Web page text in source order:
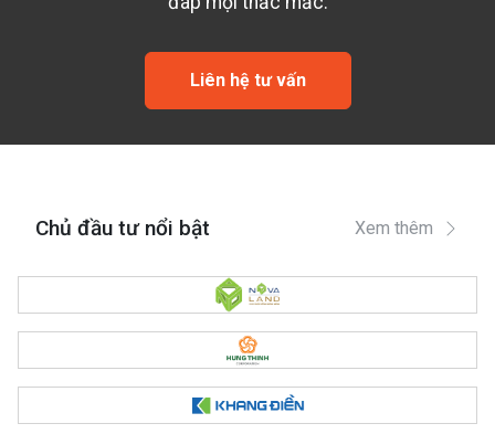
Liên hệ tư vấn
Chủ đầu tư nổi bật Xem thêm